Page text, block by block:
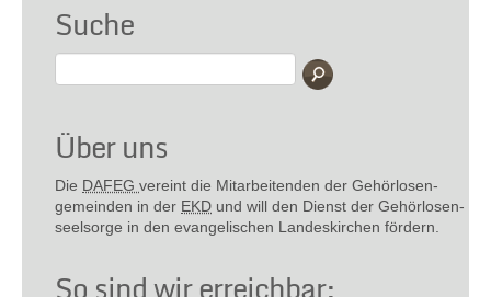
Suche
Über uns
Die DAFEG vereint die Mitarbeitenden der Gehör­losen­
gemeinden in der EKD und will den Dienst der Gehör­losen­
seel­sorge in den evange­lischen Landes­kirchen fördern.